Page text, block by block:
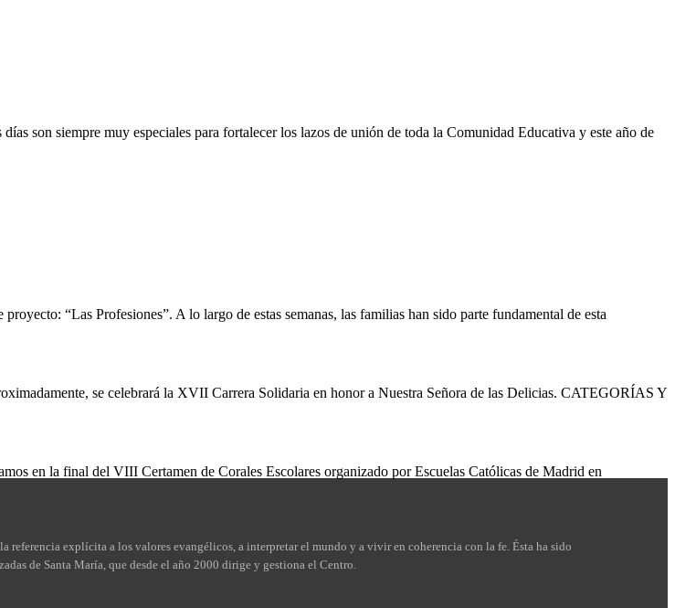
son siempre muy especiales para fortalecer los lazos de unión de toda la Comunidad Educativa y este año de
“Las Profesiones”. A lo largo de estas semanas, las familias han sido parte fundamental de esta
se celebrará la XVII Carrera Solidaria en honor a Nuestra Señora de las Delicias. CATEGORÍAS Y
en la final del VIII Certamen de Corales Escolares organizado por Escuelas Católicas de Madrid en
explícita a los valores evangélicos, a interpretar el mundo y a vivir en coherencia con la fe. Ésta ha sido
de Santa María, que desde el año 2000 dirige y gestiona el Centro.